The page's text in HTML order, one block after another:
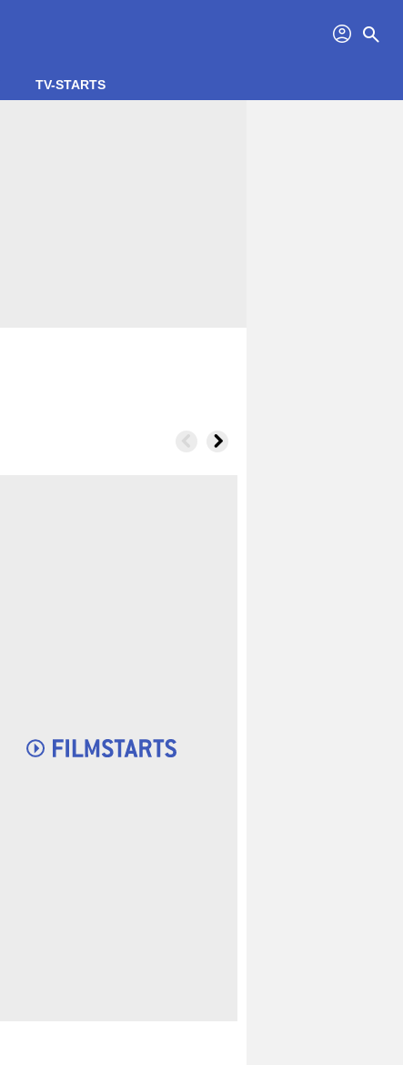
profil search
TV-STARTS